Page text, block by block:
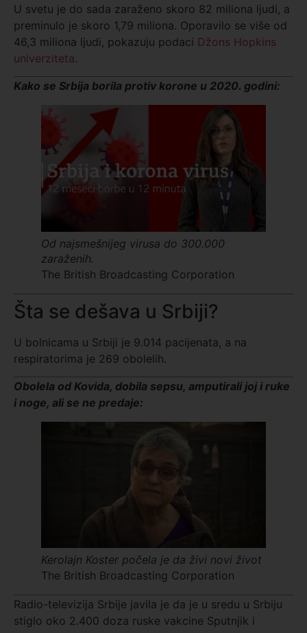
U svetu je do sada zaraženo skoro 82 miliona ljudi, a
preminulo je skoro 1,79 miliona. Oporavilo se više od
46,3 miliona ljudi, pokazuju podaci Džons Hopkins
univerziteta.
Kako se Srbija borila protiv korone u 2020. godini:
Od najsmešnijeg virusa do 300.000
zaraženih.
The British Broadcasting Corporation
Šta se dešava u Srbiji?
U bolnicama u Srbiji je 9.014 pacijenata, a na
respiratorima je 269 obolelih.
Obolela od Kovida, dobila sepsu, amputirali joj i ruke
i noge, ali se ne predaje:
Kerolajn Koster počela je da živi novi život
The British Broadcasting Corporation
Radio-televizija Srbije javila je da je u sredu u Srbiju
stiglo oko 2.400 doza ruske vakcine Sputnjik i